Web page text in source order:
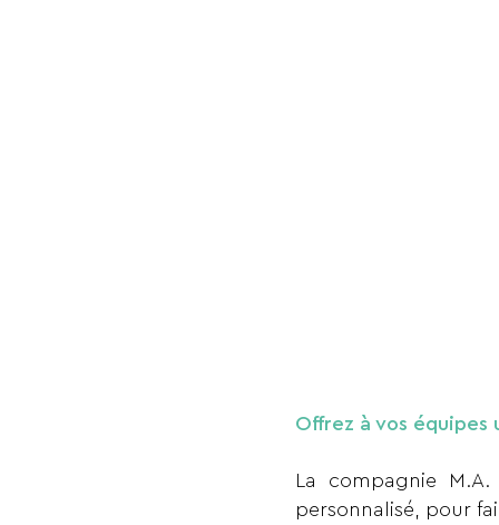
Offrez à vos équipes
La compagnie
personnalisé, pour